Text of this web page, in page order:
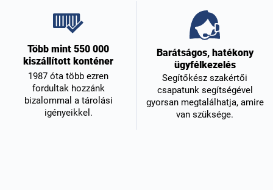
Több mint 550 000
kiszállított konténer
1987 óta több ezren
fordultak hozzánk
bizalommal a tárolási
igényeikkel.
Barátságos, hatékony
ügyfélkezelés
Segítőkész szakértői
csapatunk segítségével
gyorsan megtalálhatja, amire
van szüksége.